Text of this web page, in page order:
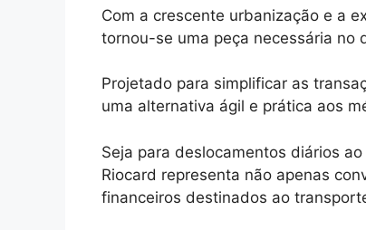
Com a crescente urbanização e a
tornou-se uma peça necessária
Projetado para simplificar as
uma alternativa ágil e prática aos
Seja para deslocamentos diários
Riocard representa não apenas
financeiros destinados ao